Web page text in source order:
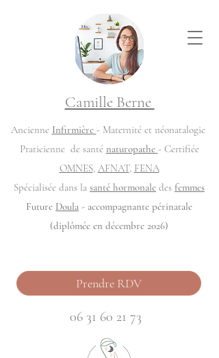
Camille Berne
Ancienne Infirmière - Maternité et néonatalogie
Praticienne de santé naturopathe - Certifiée
OMNES, AFNAT, FENA
Spécialisée dans la santé hormonale des femmes
Future Doula - accompagnante périnatale
(diplômée en décembre 2026)
Prendre RDV
06 31 60 21 73